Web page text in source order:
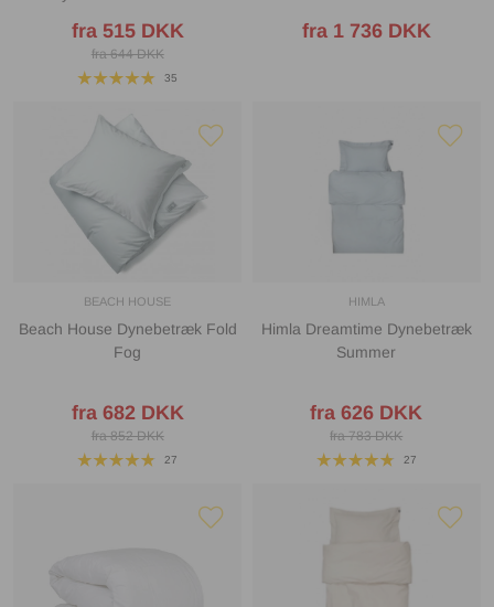
fra 515 DKK
fra 644 DKK
35
fra 1 736 DKK
BEACH HOUSE
Beach House Dynebetræk Fold
Fog
fra 682 DKK
fra 852 DKK
27
HIMLA
Himla Dreamtime Dynebetræk
Summer
fra 626 DKK
fra 783 DKK
27